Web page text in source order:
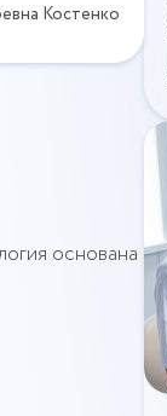
Костенко
основана